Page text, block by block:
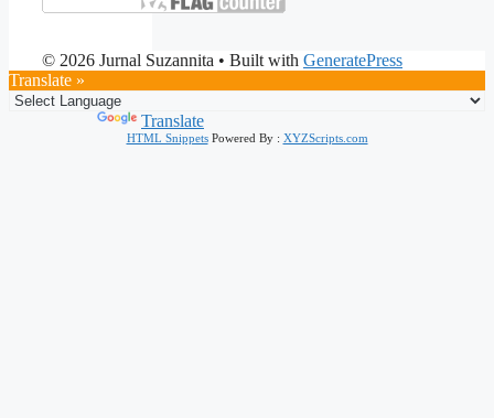
© 2026 Jurnal Suzannita • Built with GeneratePress
Translate »
Translate
HTML SnippetsPowered By : XYZScripts.com